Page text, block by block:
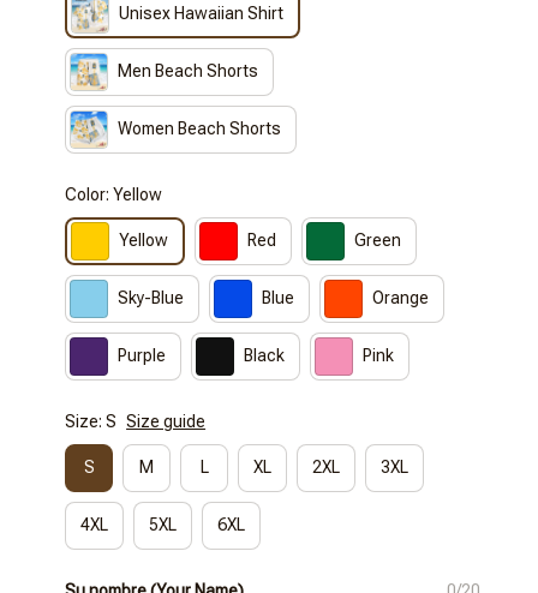
Unisex Hawaiian Shirt
Men Beach Shorts
Women Beach Shorts
Color: Yellow
Yellow Red Green
Sky-Blue Blue Orange
Purple Black Pink
Size: S Size guide
S M L XL 2XL 3XL
4XL 5XL 6XL